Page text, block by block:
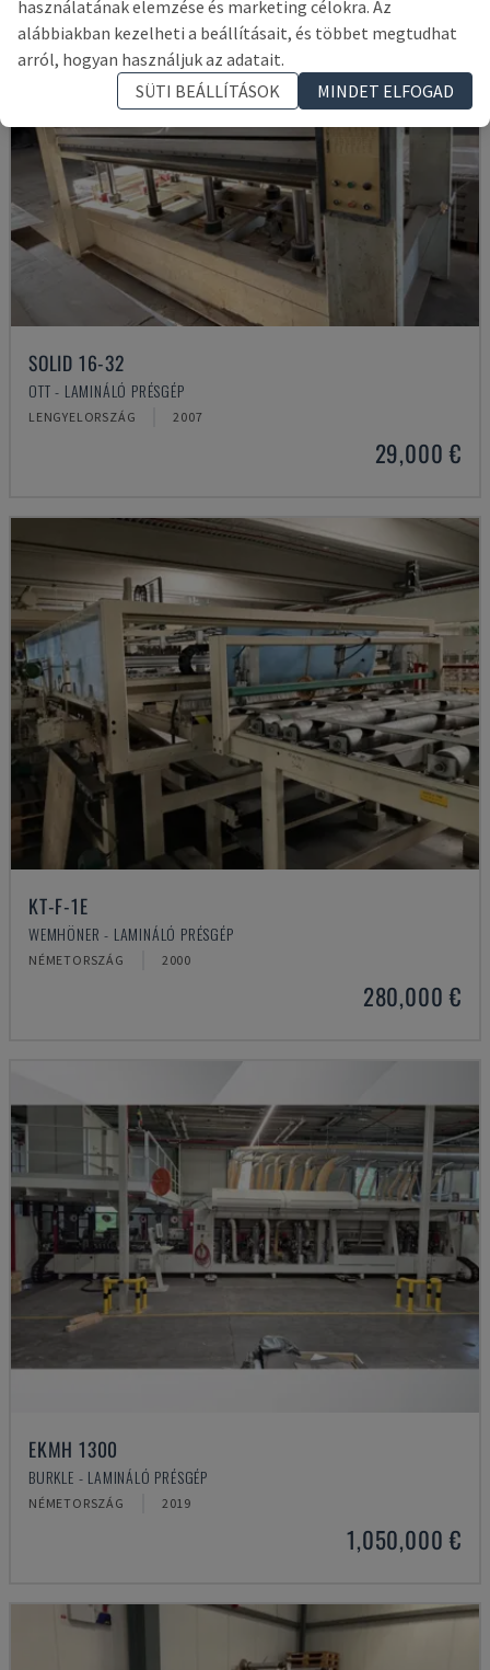
SOLID 16-32
OTT - LAMINÁLÓ PRÉSGÉP
LENGYELORSZÁG 2007
29,000 €
KT-F-1E
WEMHÖNER - LAMINÁLÓ PRÉSGÉP
NÉMETORSZÁG 2000
280,000 €
EKMH 1300
BURKLE - LAMINÁLÓ PRÉSGÉP
NÉMETORSZÁG 2019
1,050,000 €
használatának elemzése és marketing célokra. Az
alábbiakban kezelheti a beállításait, és többet megtudhat
arról, hogyan használjuk az adatait.
SÜTI BEÁLLÍTÁSOK
MINDET ELFOGAD